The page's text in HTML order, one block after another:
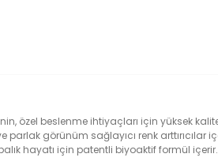
özel beslenme ihtiyaçları için yüksek
görünüm sağlayıcı renk arttırıcılar
hayatı için patentli biyoaktif formül